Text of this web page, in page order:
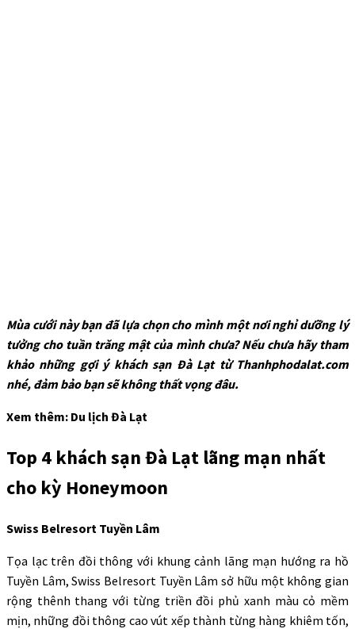
Mùa cưới này bạn đã lựa chọn cho mình một nơi nghỉ dưỡng lý
tưởng cho tuần trăng mật của mình chưa? Nếu chưa hãy tham
khảo những gợi ý khách sạn Đà Lạt từ Thanhphodalat.com
nhé, đảm bảo bạn sẽ không thất vọng đâu.
Xem thêm: Du lịch Đà Lạt
Top 4 khách sạn Đà Lạt lãng mạn nhất
cho kỳ Honeymoon
Swiss Belresort Tuyền Lâm
Tọa lạc trên đồi thông với khung cảnh lãng mạn hướng ra hồ
Tuyền Lâm, Swiss Belresort Tuyền Lâm sở hữu một không gian
rộng thênh thang với từng triền đồi phủ xanh màu cỏ mềm
mịn, những đồi thông cao vút xếp thành từng hàng khiêm tốn,